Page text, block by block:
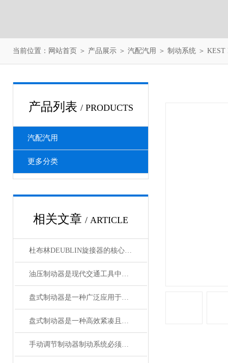
当前位置： 网站首页 ＞ 产品展示 ＞ 汽配汽用 ＞ 制动系统 ＞
产品列表 / PRODUCTS
汽配汽用
更多分类
相关文章 / ARTICLE
杜布林DEUBLIN旋接器的核心在于转子与外壳之间的相对旋转
油压制动器是现代交通工具中常见的制动系统
盘式制动器是一种广泛应用于各类车辆和机械设备的制动系统
盘式制动器是一种高效紧凑且散热性能好的制动系统
手动调节制动器制动系统必须具备的功能